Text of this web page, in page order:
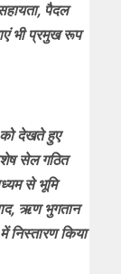
पैदल
भी प्रमुख रूप
को देखते हुए
सेल गठित
से भूमि
ऋण भुगतान
निस्तारण किया